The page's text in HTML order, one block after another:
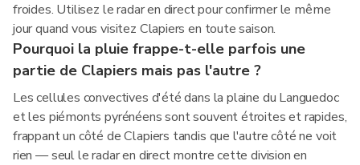
froides. Utilisez le radar en direct pour confirmer le même
jour quand vous visitez Clapiers en toute saison.
Pourquoi la pluie frappe-t-elle parfois une
partie de Clapiers mais pas l'autre ?
Les cellules convectives d'été dans la plaine du Languedoc
et les piémonts pyrénéens sont souvent étroites et rapides,
frappant un côté de Clapiers tandis que l'autre côté ne voit
rien — seul le radar en direct montre cette division en